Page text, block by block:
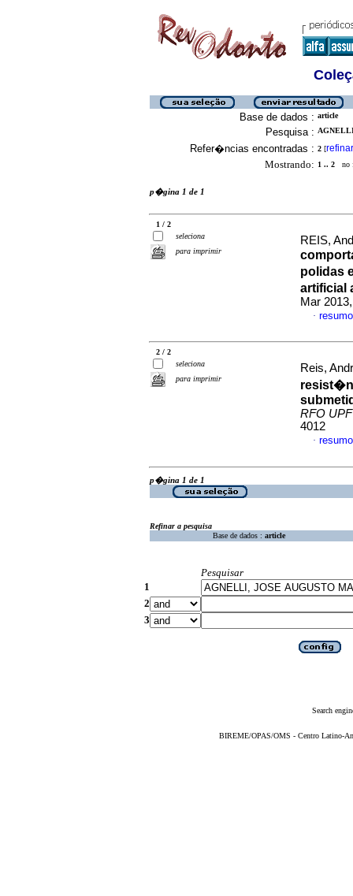
Base de dados : article
Pesquisa :
Refer�ncias encontradas : 2 [refinar
Mostrando: 1 .. 2 no
p�gina 1 de 1
1 / 2
seleciona
para imprimir
REIS,
polidas
artificial
Mar
·
2 / 2
seleciona
para imprimir
Reis,
RFO UPF
4012
·
p�gina 1 de 1
Refinar a pesquisa
Base de dados : article
Pesquisar
1
2
3
Search
BIREME/OPAS/OMS - Centro Latino-